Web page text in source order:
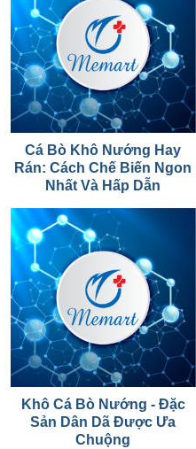
Cá Bò Khô Nướng Hay
Rán: Cách Chế Biến Ngon
Nhất Và Hấp Dẫn
Khô Cá Bò Nướng - Đặc
Sản Dân Dã Được Ưa
Chuộng